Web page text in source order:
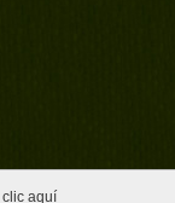
clic aquí